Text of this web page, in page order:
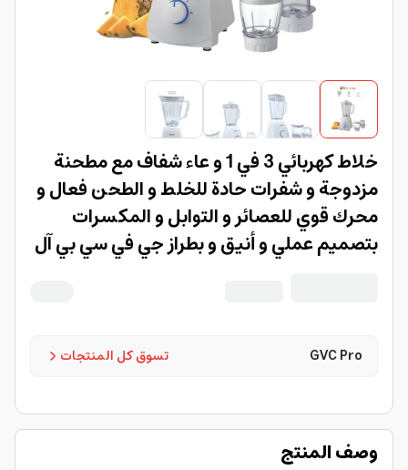
خلاط كهربائي 3 في 1 و عاء شفاف مع مطحنة
مزدوجة و شفرات حادة للخلط و الطحن فعال و
محرك قوي للعصائر و التوابل و المكسرات
بتصميم عملي و أنيق و بطراز جي في سي بي آل
Blending and Grinding, Powerful Motor
and Sleek Design, GVC PRO, Model
GVCBL 490
تسوق كل المنتجات GVC Pro
وصف المنتج